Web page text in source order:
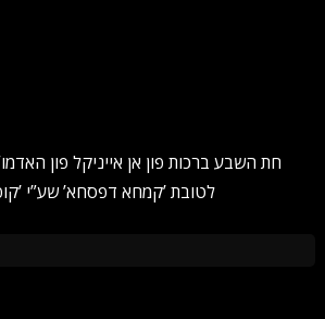
חת השבע ברכות פון אן אייניקל פון
לטובת ’קמחא דפסחא’ שע”י